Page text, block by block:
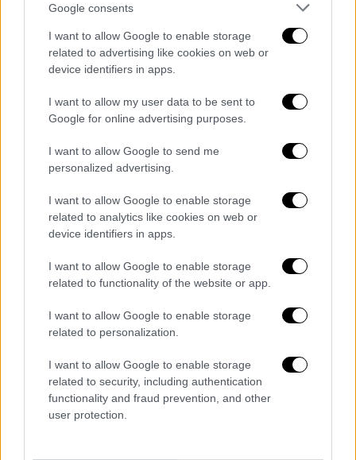
Google consents
I want to allow Google to enable storage
related to advertising like cookies on web or
device identifiers in apps.
I want to allow my user data to be sent to
Google for online advertising purposes.
I want to allow Google to send me
personalized advertising.
I want to allow Google to enable storage
related to analytics like cookies on web or
device identifiers in apps.
I want to allow Google to enable storage
related to functionality of the website or app.
I want to allow Google to enable storage
related to personalization.
I want to allow Google to enable storage
related to security, including authentication
functionality and fraud prevention, and other
user protection.
video
Μετά την αποβίβαση αγγλο-γαλλικών
στρατευμάτων στη Θεσσαλονίκη τον
δυνάμεις κατέλαβαν – καλύτερα τους
παραχωρήθηκε - το οχυρό Ρούπελ.
Ακολούθως στις 5 Αυγούστου 1916, αφού
ζητήθηκε και έγινε αποδεκτό από τον
βασιλιά Κωνσταντίνο και τον μετριοπαθή
πρωθυπουργό Αλέξανδρο Ζαΐμη, γερμανο-
βουλγαρικά στρατεύματα προωθήθηκαν
παράλληλα με το Στρυμόνα και μέχρι τα τέλη